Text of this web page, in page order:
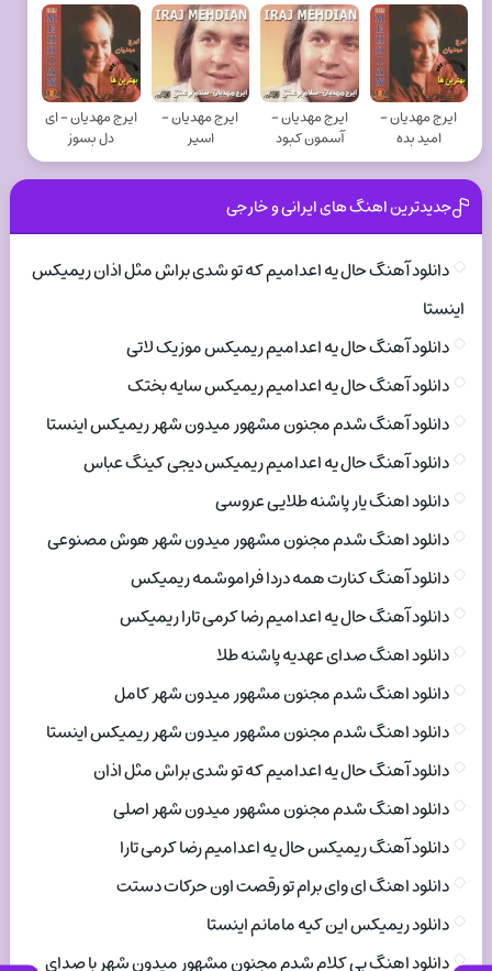
ایرج مهدیان -
امید بده
ایرج مهدیان -
آسمون کبود
ایرج مهدیان -
اسیر
ایرج مهدیان - ای
دل بسوز
جدیدترین اهنگ های ایرانی و خارجی
دانلود آهنگ حال یه اعدامیم که تو شدی براش مثل اذان ریمیکس
اینستا
دانلود آهنگ حال یه اعدامیم ریمیکس موزیک لاتی
دانلود آهنگ حال یه اعدامیم ریمیکس سایه بختک
دانلود آهنگ شدم مجنون مشهور میدون شهر ریمیکس اینستا
دانلود آهنگ حال یه اعدامیم ریمیکس دیجی کینگ عباس
دانلود اهنگ یار پاشنه طلایی عروسی
دانلود اهنگ شدم مجنون مشهور میدون شهر هوش مصنوعی
دانلود آهنگ کنارت همه دردا فراموشمه ریمیکس
دانلود آهنگ حال یه اعدامیم رضا کرمی تارا ریمیکس
دانلود اهنگ صدای عهدیه پاشنه طلا
دانلود اهنگ شدم مجنون مشهور میدون شهر کامل
دانلود اهنگ شدم مجنون مشهور میدون شهر ریمیکس اینستا
دانلود آهنگ حال یه اعدامیم که تو شدی براش مثل اذان
دانلود اهنگ شدم مجنون مشهور میدون شهر اصلی
دانلود آهنگ ریمیکس حال یه اعدامیم رضا کرمی تارا
دانلود اهنگ ای وای برام تو رقصت اون حرکات دستت
دانلود ریمیکس این کیه مامانم اینستا
دانلود اهنگ بی کلام شدم مجنون مشهور میدون شهر با صدای